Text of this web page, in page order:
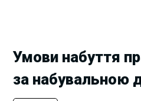
Умови набуття
за набувальною